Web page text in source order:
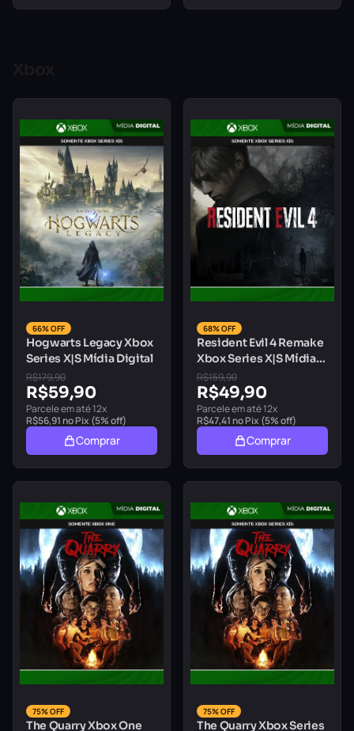
66% OFF
Hogwarts Legacy Xbox
Series X|S Mídia Digital
R$179,90
R$59,90
Parcele em até 12x
R$56,91 no Pix (5% off)
Comprar
68% OFF
Resident Evil 4 Remake
Xbox Series X|S Mídia
Digital
R$159,90
R$49,90
Parcele em até 12x
R$47,41 no Pix (5% off)
Comprar
75% OFF
The Quarry Xbox One
75% OFF
The Quarry Xbox Series